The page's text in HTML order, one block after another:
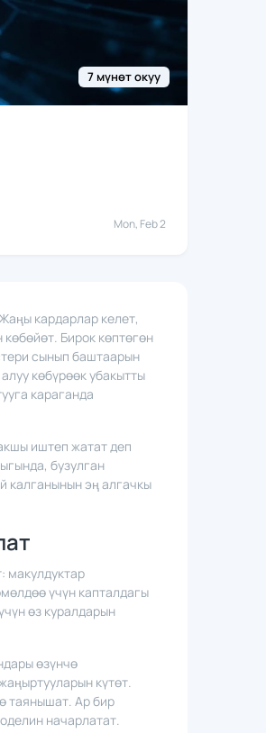
7 мүнөт окуу
Mon, Feb 2
кардарлар келет,
Бирок көптөгөн
сынып баштаарын
көбүрөөк убакытты
караганда
иштеп жатат деп
бузулган
калганынын эң алгачкы
макулдуктар
үчүн капталдагы
өз куралдарын
өзүнчө
күтөт.
таянышат. Ар бир
начарлатат.